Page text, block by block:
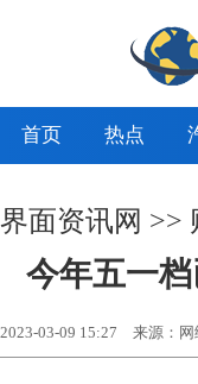
首页 热点
界面资讯网 >>
今年五一
2023-03-09 15:27 来源：网